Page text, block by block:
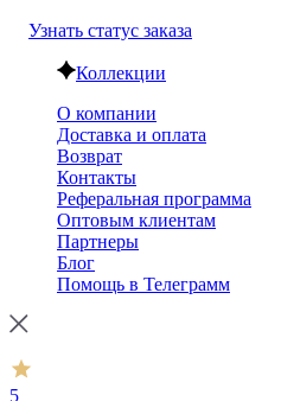
Узнать статус заказа
Коллекции
О компании
Доставка и оплата
Возврат
Контакты
Реферальная программа
Оптовым клиентам
Партнеры
Блог
Помощь в Телеграмм
5